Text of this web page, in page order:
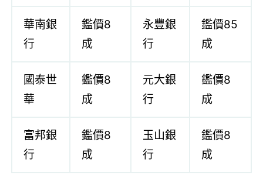
華南銀
行
鑑價8
成
永豐銀
行
鑑價85
成
國泰世
華
鑑價8
成
元大銀
行
鑑價8
成
富邦銀
行
鑑價8
成
玉山銀
行
鑑價8
成